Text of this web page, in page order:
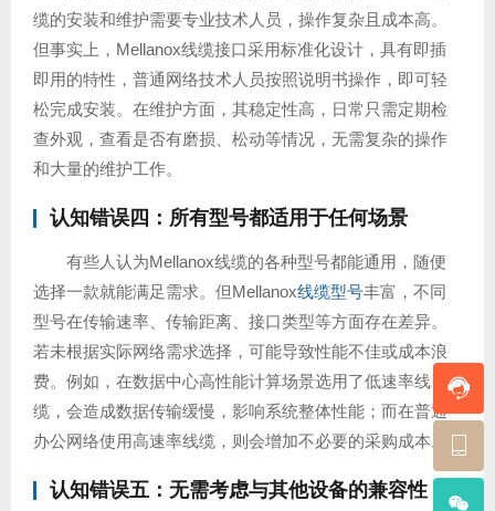
缆的安装和维护需要专业技术人员，操作复杂且成本高。
但事实上，Mellanox线缆接口采用标准化设计，具有即插
即用的特性，普通网络技术人员按照说明书操作，即可轻
松完成安装。在维护方面，其稳定性高，日常只需定期检
查外观，查看是否有磨损、松动等情况，无需复杂的操作
和大量的维护工作。
认知错误四：所有型号都适用于任何场景
有些人认为Mellanox线缆的各种型号都能通用，随便
选择一款就能满足需求。但Mellanox线缆型号丰富，不同
型号在传输速率、传输距离、接口类型等方面存在差异。
若未根据实际网络需求选择，可能导致性能不佳或成本浪
费。例如，在数据中心高性能计算场景选用了低速率线
缆，会造成数据传输缓慢，影响系统整体性能；而在普通
办公网络使用高速率线缆，则会增加不必要的采购成本。
认知错误五：无需考虑与其他设备的兼容性